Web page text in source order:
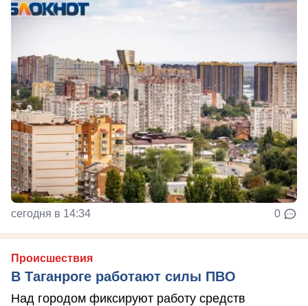
сегодня в 14:34 0
Происшествия
В Таганроге работают силы ПВО
Над городом фиксируют работу средств